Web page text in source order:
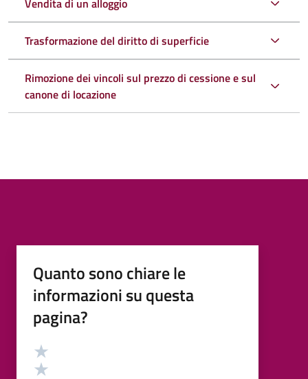
Vendita di un alloggio
Trasformazione del diritto di superficie
Rimozione dei vincoli sul prezzo di cessione e sul
canone di locazione
Quanto sono chiare le
informazioni su questa
pagina?
Valutazione